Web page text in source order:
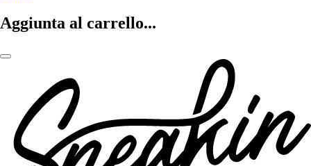
Aggiunta al carrello...